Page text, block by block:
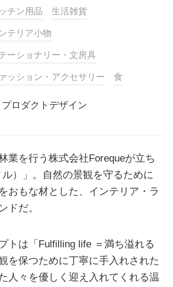
チン用品 生活雑貨
テリア小物
ーショナリー・文房具
ッション・アクセサリー 食
プロダクトデザイン
業を行う株式会社Forequeが立ち
）」。自然の景観を守るために
おもな材とした、インテリア・ラ
ドだ。
トは「Fulfilling life ＝満ち溢れる
を保つために丁寧に手入れされた
人々を優しく迎え入れてくれる温